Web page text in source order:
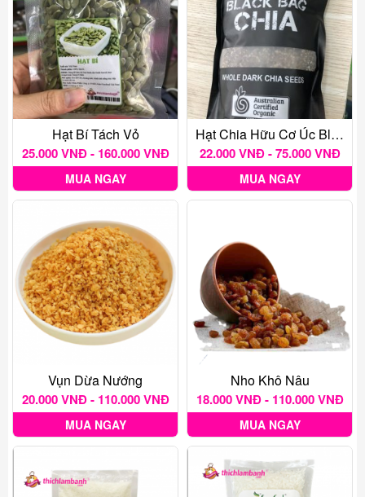
Hạt Bí Tách Vỏ
25.000 VNĐ - 160.000 VNĐ
MUA NGAY
Hạt Chia Hữu Cơ Úc Black Bag
22.000 VNĐ - 75.000 VNĐ
MUA NGAY
Vụn Dừa Nướng
20.000 VNĐ - 110.000 VNĐ
MUA NGAY
Nho Khô Nâu
18.000 VNĐ - 110.000 VNĐ
MUA NGAY